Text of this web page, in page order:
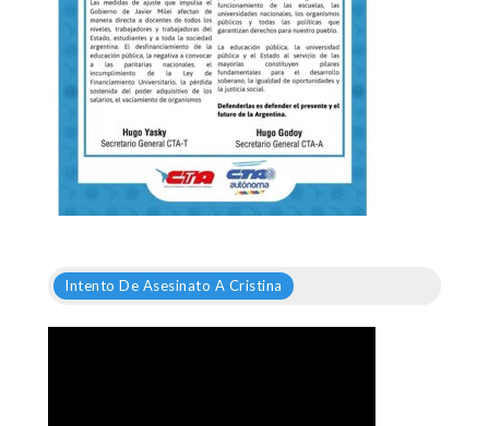
Intento De Asesinato A Cristina